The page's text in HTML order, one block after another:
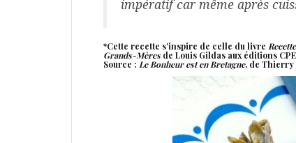
impératif car même après
*Cette recette s’inspire de celle du livre
Grands-Mèresde Louis Gildas aux éditions CPE
Source : Le Bonheur est en Bretagne, de Thierry